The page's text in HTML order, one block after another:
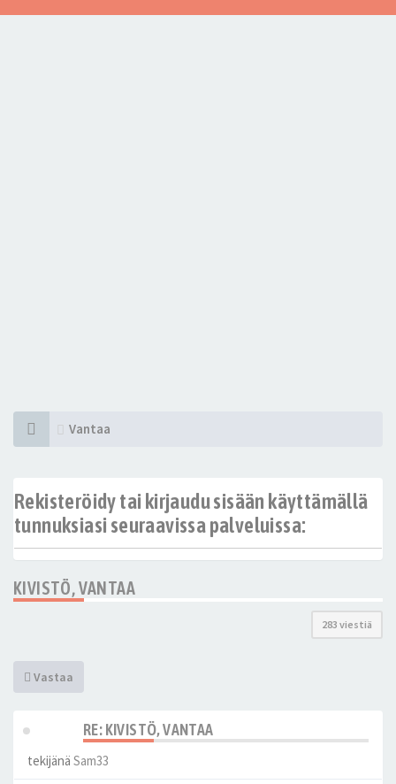
Vantaa
Rekisteröidy tai kirjaudu sisään käyttämällä
tunnuksiasi seuraavissa palveluissa:
KIVISTÖ, VANTAA
283 viestiä
Vastaa
RE: KIVISTÖ, VANTAA
tekijänä Sam33